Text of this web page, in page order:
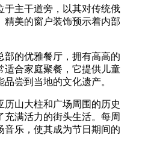
于主干道旁，以其对传统俄
精美的窗户装饰预示着内部
部的优雅餐厅，拥有高高的
适合家庭聚餐，它提供儿童
尝到当地的文化遗产。
历山大柱和广场周围的历史
满活力的街头生活。每周
音乐，使其成为节日期间的